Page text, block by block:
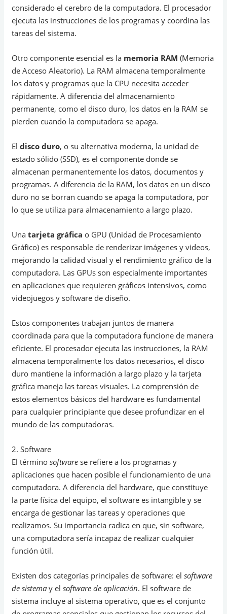
considerado el cerebro de la computadora. El procesador
ejecuta las instrucciones de los programas y coordina las
tareas del sistema.
Otro componente esencial es la memoria RAM (Memoria
de Acceso Aleatorio). La RAM almacena temporalmente
los datos y programas que la CPU necesita acceder
rápidamente. A diferencia del almacenamiento
permanente, como el disco duro, los datos en la RAM se
pierden cuando la computadora se apaga.
Eldisco duro, o su alternativa moderna, la unidad de
estado sólido (SSD), es el componente donde se
almacenan permanentemente los datos, documentos y
programas. A diferencia de la RAM, los datos en un disco
duro no se borran cuando se apaga la computadora, por
lo que se utiliza para almacenamiento a largo plazo.
Unatarjeta gráfica o GPU (Unidad de Procesamiento
Gráfico) es responsable de renderizar imágenes y videos,
mejorando la calidad visual y el rendimiento gráfico de la
computadora. Las GPUs son especialmente importantes
en aplicaciones que requieren gráficos intensivos, como
videojuegos y software de diseño.
Estos componentes trabajan juntos de manera
coordinada para que la computadora funcione de manera
eficiente. El procesador ejecuta las instrucciones, la RAM
almacena temporalmente los datos necesarios, el disco
duro mantiene la información a largo plazo y la tarjeta
gráfica maneja las tareas visuales. La comprensión de
estos elementos básicos del hardware es fundamental
para cualquier principiante que desee profundizar en el
mundo de las computadoras.
2. Software
El términosoftware se refiere a los programas y
aplicaciones que hacen posible el funcionamiento de una
computadora. A diferencia del hardware, que constituye
la parte física del equipo, el software es intangible y se
encarga de gestionar las tareas y operaciones que
realizamos. Su importancia radica en que, sin software,
una computadora sería incapaz de realizar cualquier
función útil.
Existen dos categorías principales de software: elsoftware
de sistema y elsoftware de aplicación. El software de
sistema incluye al sistema operativo, que es el conjunto